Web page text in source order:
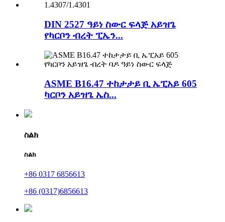
DIN 2527 ዓይነ ስውር ፍላጅ አይዝጌ
የካርቦን ብረት ፒኤን...
ASME B16.47 ተከታታይ ቢ ኤፒአይ 605
ካርቦን አይዝጌ ኤስ...
ስልክ
ስልክ
+86 0317 6856613
+86 (0317)6856613